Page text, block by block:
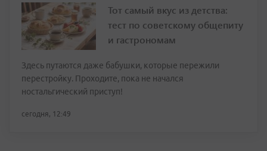
Тот самый вкус из детства:
тест по советскому общепиту
и гастрономам
Здесь путаются даже бабушки, которые пережили
перестройку. Проходите, пока не начался
ностальгический приступ!
сегодня, 12:49